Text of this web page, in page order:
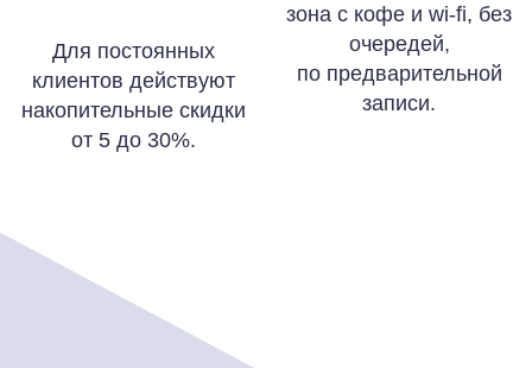
Для постоянных
клиентов действуют
накопительные скидки
от 5 до 30%.
зона с кофе и wi-fi, без
очередей,
по предварительной
записи.